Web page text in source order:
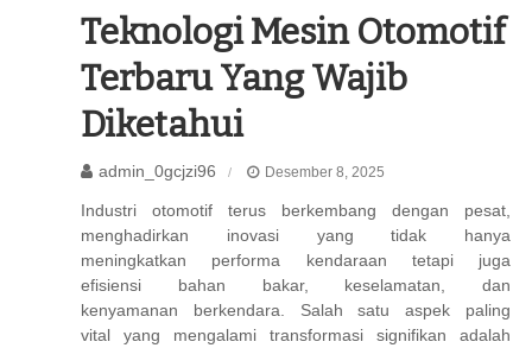
Teknologi Mesin Otomotif
Terbaru Yang Wajib
Diketahui
admin_0gcjzi96 Desember 8, 2025
Industri otomotif terus berkembang dengan pesat,
menghadirkan inovasi yang tidak hanya
meningkatkan performa kendaraan tetapi juga
efisiensi bahan bakar, keselamatan, dan
kenyamanan berkendara. Salah satu aspek paling
vital yang mengalami transformasi signifikan adalah